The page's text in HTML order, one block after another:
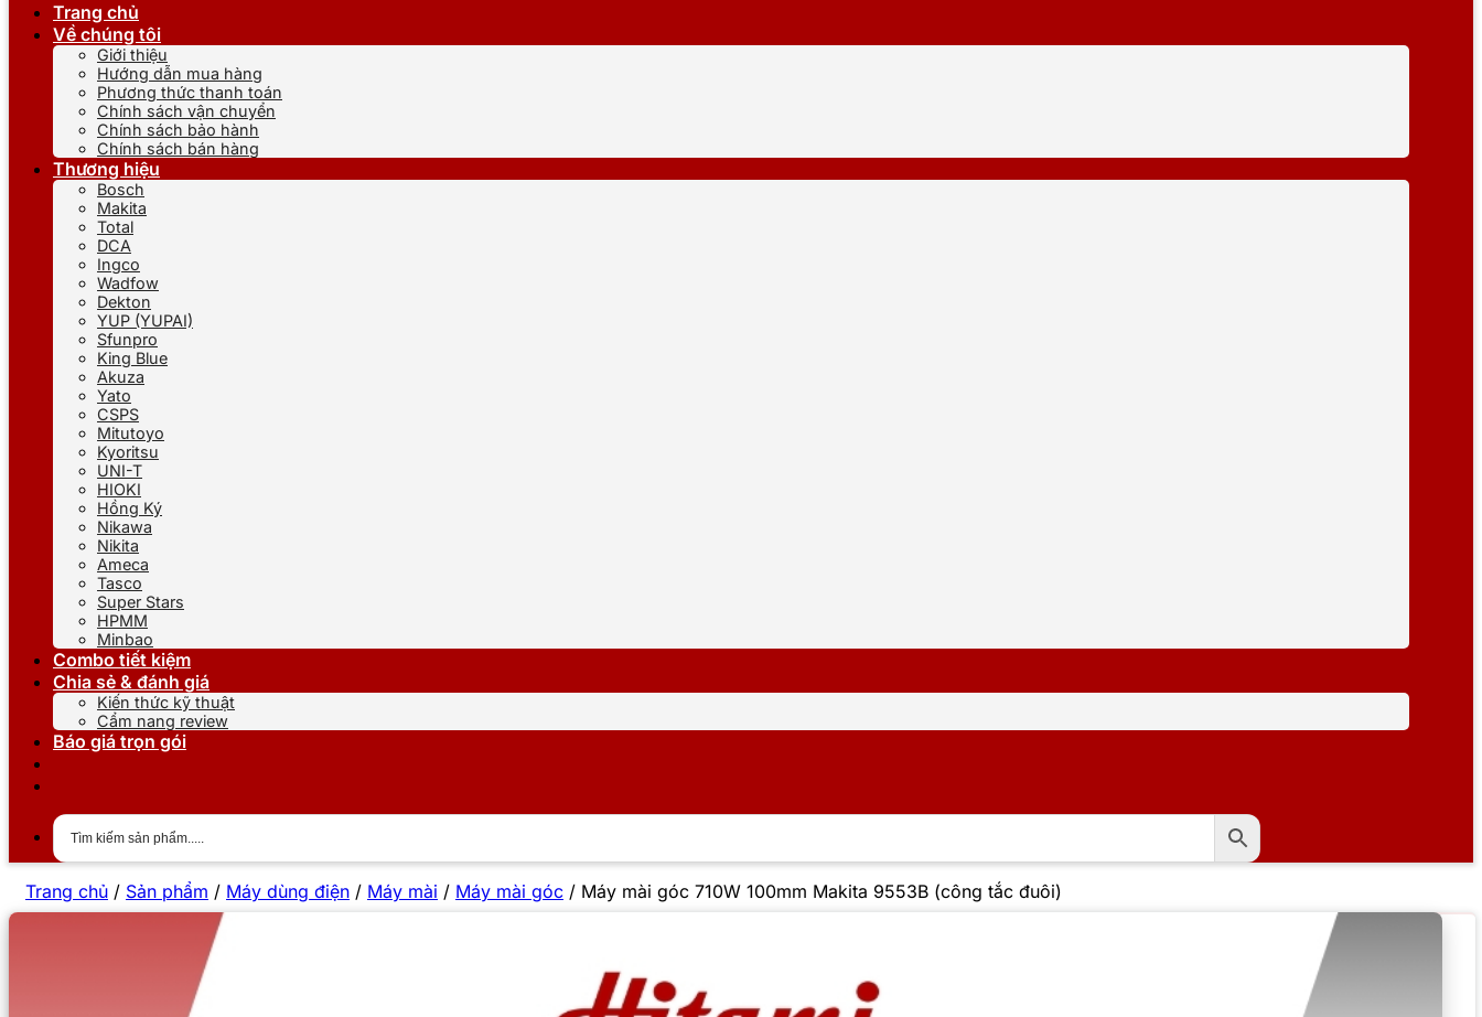
Trang chủ
Về chúng tôi
Giới thiệu
Hướng dẫn mua hàng
Phương thức thanh toán
Chính sách vận chuyển
Chính sách bảo hành
Chính sách bán hàng
Thương hiệu
Bosch
Makita
Total
DCA
Ingco
Wadfow
Dekton
YUP (YUPAI)
Sfunpro
King Blue
Akuza
Yato
CSPS
Mitutoyo
Kyoritsu
UNI-T
HIOKI
Hồng Ký
Nikawa
Nikita
Ameca
Tasco
Super Stars
HPMM
Minbao
Combo tiết kiệm
Chia sẻ & đánh giá
Kiến thức kỹ thuật
Cẩm nang review
Báo giá trọn gói
Trang chủ / Sản phẩm / Máy dùng điện / Máy mài / Máy mài góc / Máy mài góc 710W 100mm Makita 9553B (công tắc đuôi)